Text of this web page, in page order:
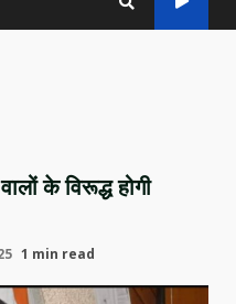
के विरूद्ध होगी
1 min read